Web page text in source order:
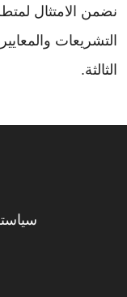
نضمن الامتثال
التشريعات
الثالثة.